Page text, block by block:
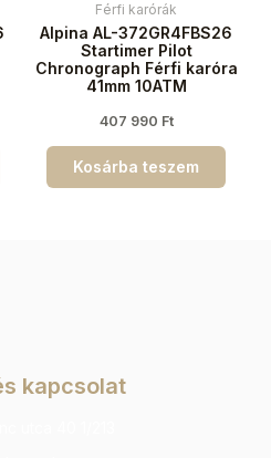
Férfi karórák
Alpina AL-372GR4FBS26
Startimer Pilot
Chronograph Férfi karóra
41mm 10ATM
407 990 Ft
Kosárba teszem
kapcsolat